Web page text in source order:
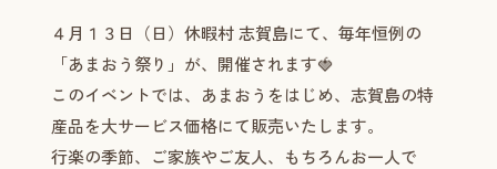
４月１３日（日）休暇村 志賀島にて、毎年恒例の
「あまおう祭り」が、開催されます🍓
このイベントでは、あまおうをはじめ、志賀島の特
産品を大サービス価格にて販売いたします。
行楽の季節、ご家族やご友人、もちろんお一人で